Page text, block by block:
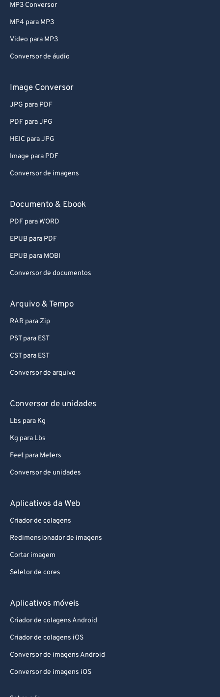
MP3 Conversor
MP4 para MP3
Video para MP3
Conversor de áudio
Image Conversor
JPG para PDF
PDF para JPG
HEIC para JPG
Image para PDF
Conversor de imagens
Documento & Ebook
PDF para WORD
EPUB para PDF
EPUB para MOBI
Conversor de documentos
Arquivo & Tempo
RAR para Zip
PST para EST
CST para EST
Conversor de arquivo
Conversor de unidades
Lbs para Kg
Kg para Lbs
Feet para Meters
Conversor de unidades
Aplicativos da Web
Criador de colagens
Redimensionador de imagens
Cortar imagem
Seletor de cores
Aplicativos móveis
Criador de colagens Android
Criador de colagens iOS
Conversor de imagens Android
Conversor de imagens iOS